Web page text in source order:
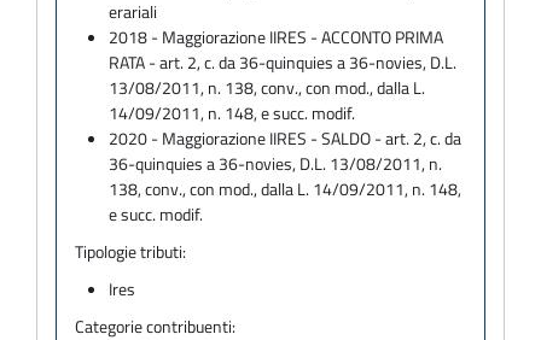
erariali
2018 - Maggiorazione IIRES - ACCONTO PRIMA
RATA - art. 2, c. da 36-quinquies a 36-novies, D.L.
13/08/2011, n. 138, conv., con mod., dalla L.
14/09/2011, n. 148, e succ. modif.
2020 - Maggiorazione IIRES - SALDO - art. 2, c. da
36-quinquies a 36-novies, D.L. 13/08/2011, n.
138, conv., con mod., dalla L. 14/09/2011, n. 148,
e succ. modif.
Tipologie tributi:
Ires
Categorie contribuenti: